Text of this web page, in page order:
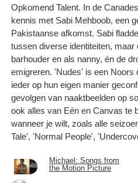
Opkomend Talent. In de
kennis met Sabi Mehboob, een
Pakistaanse afkomst. Sabi
tussen diverse identiteiten,
barhouder en als nanny, én de
emigreren. 'Nudes' is een Noors
ieder op hun eigen manier
gevolgen van naaktbeelden op
ook alles van Eén en Canvas te
wanneer je wilt, zoals alle
Tale', 'Normal People',
Michael: Songs from
the Motion Picture